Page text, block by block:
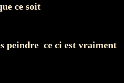
ce soit
peindre ce ci est vraiment